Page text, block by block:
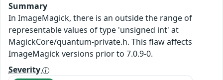
Summary
In ImageMagick, there is an outside the range of
representable values of type 'unsigned int' at
MagickCore/quantum-private.h. This flaw affects
ImageMagick versions prior to 7.0.9-0.
Severity